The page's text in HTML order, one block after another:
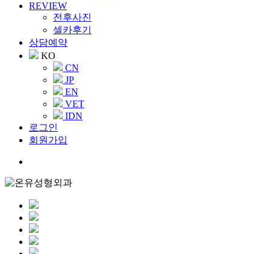
REVIEW
전후사진
셀카후기
상담예약
KO
CN
JP
EN
VET
IDN
로그인
회원가입